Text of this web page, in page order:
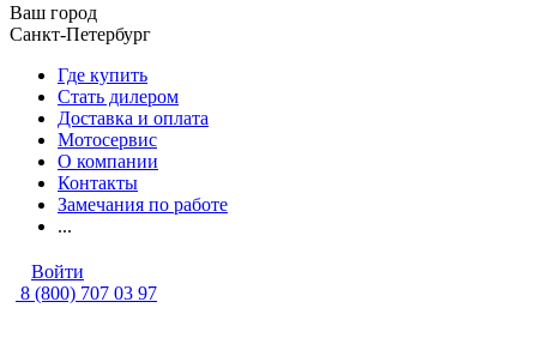
Ваш город
Санкт-Петербург
Где купить
Стать дилером
Доставка и оплата
Мотосервис
О компании
Контакты
Замечания по работе
...
Войти
8 (800) 707 03 97